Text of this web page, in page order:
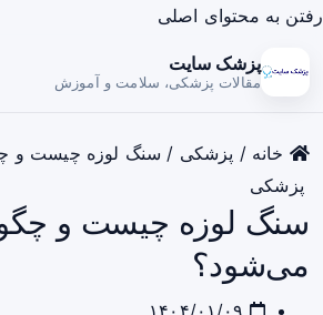
رفتن به محتوای اصلی
پزشک سایت
مقالات پزشکی، سلامت و آموزش
خانه / پزشکی / سنگ لوزه چیست و
پزشکی
سنگ لوزه چیست و
می‌شود؟